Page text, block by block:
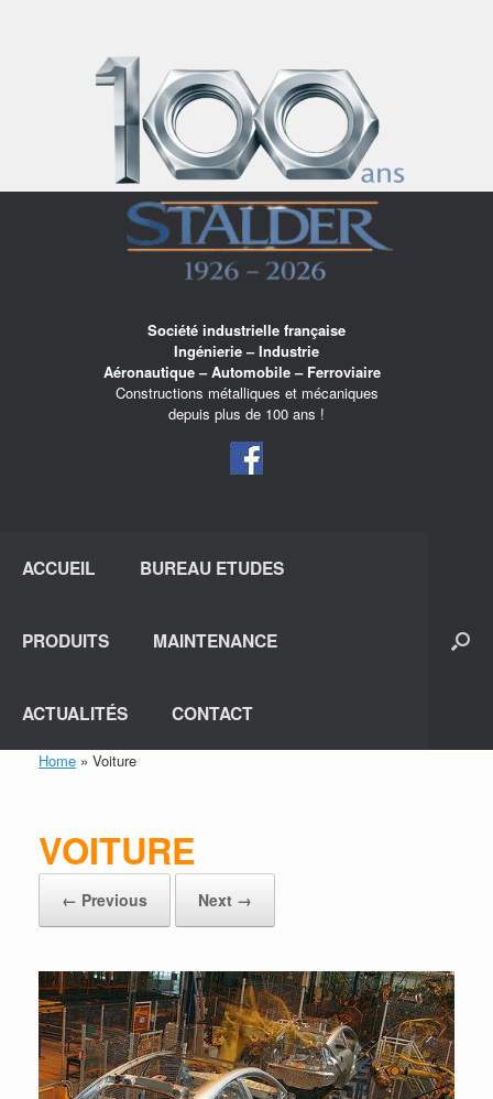
Société industrielle française
Ingénierie – Industrie
Aéronautique – Automobile – Ferroviaire
Constructions métalliques et mécaniques
depuis plus de 100 ans !
ACCUEIL BUREAU ETUDES
PRODUITS MAINTENANCE
ACTUALITÉS CONTACT
Home » Voiture
VOITURE
← Previous Next →